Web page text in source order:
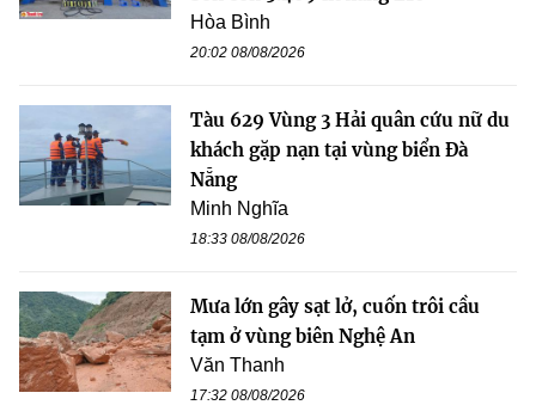
Hòa Bình
20:02 08/08/2026
Tàu 629 Vùng 3 Hải quân cứu nữ du
khách gặp nạn tại vùng biển Đà
Nẵng
Minh Nghĩa
18:33 08/08/2026
Mưa lớn gây sạt lở, cuốn trôi cầu
tạm ở vùng biên Nghệ An
Văn Thanh
17:32 08/08/2026